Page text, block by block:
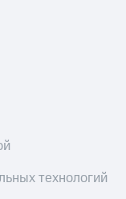
технологий